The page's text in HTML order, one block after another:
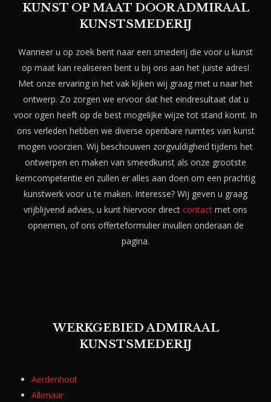
KUNST OP MAAT DOOR ADMIRAAL
KUNSTSMEDERIJ
Wanneer u op zoek bent naar een smederij die voor u kunst
op maat kan realiseren bent u bij ons aan het juiste adres!
Met onze ervaring in het vak kijken wij graag met u naar het
ontwerp. Zo zorgen we ervoor dat het eindresultaat dat u
voor ogen heeft op de best mogelijke wijze tot stand komt. In
ons verleden hebben we diverse openbare ruimtes van kunst
mogen voorzien. Wij beschouwen zorgvuldigheid tijdens het
ontwerpen en maken van smeedkunst als onze grootste
kerncompetentie en zullen er alles aan doen om een prachtig
kunstwerk voor u te maken. Interesse? Wij geven u graag
vrijblijvend advies, u kunt hiervoor direct contact met ons
opnemen, of ons offerteformulier invullen onderaan de
pagina.
WERKGEBIED ADMIRAAL
KUNSTSMEDERIJ
Aerdenhout
Alkmaar